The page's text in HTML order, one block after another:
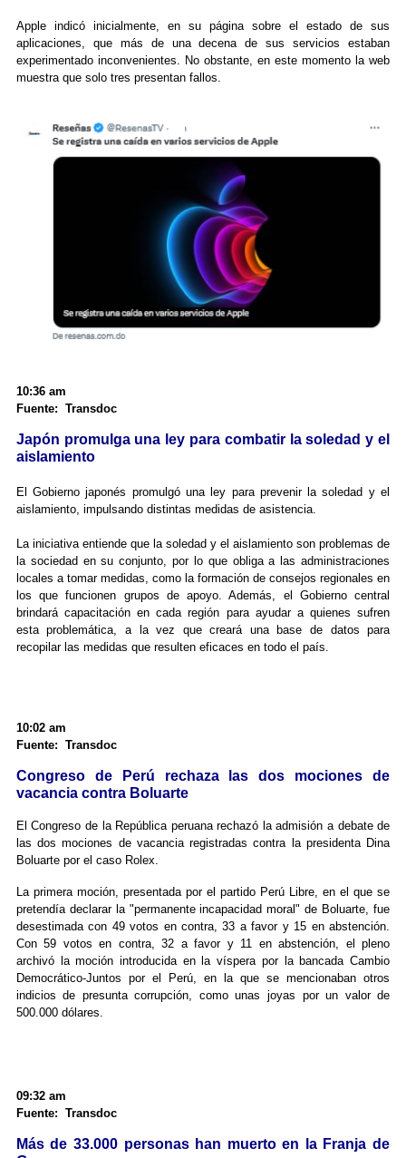
Apple indicó inicialmente, en su página sobre el estado de sus
aplicaciones, que más de una decena de sus servicios estaban
experimentado inconvenientes. No obstante, en este momento la web
muestra que solo tres presentan fallos.
10:36 am
Fuente: Transdoc
Japón promulga una ley para combatir la soledad y el
aislamiento
El Gobierno japonés promulgó una ley para prevenir la soledad y el
aislamiento, impulsando distintas medidas de asistencia.
La iniciativa entiende que la soledad y el aislamiento son problemas de
la sociedad en su conjunto, por lo que obliga a las administraciones
locales a tomar medidas, como la formación de consejos regionales en
los que funcionen grupos de apoyo. Además, el Gobierno central
brindará capacitación en cada región para ayudar a quienes sufren
esta problemática, a la vez que creará una base de datos para
recopilar las medidas que resulten eficaces en todo el país.
10:02 am
Fuente: Transdoc
Congreso de Perú rechaza las dos mociones de
vacancia contra Boluarte
El Congreso de la República peruana rechazó la admisión a debate de
las dos mociones de vacancia registradas contra la presidenta Dina
Boluarte por el caso Rolex.
La primera moción, presentada por el partido Perú Libre, en el que se
pretendía declarar la "permanente incapacidad moral" de Boluarte, fue
desestimada con 49 votos en contra, 33 a favor y 15 en abstención.
Con 59 votos en contra, 32 a favor y 11 en abstención, el pleno
archivó la moción introducida en la víspera por la bancada Cambio
Democrático-Juntos por el Perú, en la que se mencionaban otros
indicios de presunta corrupción, como unas joyas por un valor de
500.000 dólares.
09:32 am
Fuente: Transdoc
Más de 33.000 personas han muerto en la Franja de